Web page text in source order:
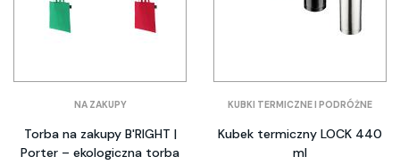
NA ZAKUPY
Torba na zakupy B'RIGHT |
Porter – ekologiczna torba
KUBKI TERMICZNE I PODRÓŻNE
Kubek termiczny LOCK 440
ml